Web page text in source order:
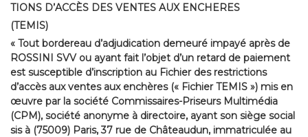
TIONS D’ACCÈS DES VENTES AUX ENCHERES
(TEMIS)
« Tout bordereau d’adjudication demeuré impayé après de
ROSSINI SVV ou ayant fait l’objet d’un retard de paiement
est susceptible d’inscription au Fichier des restrictions
d’accès aux ventes aux enchères (« Fichier TEMIS ») mis en
œuvre par la société Commissaires-Priseurs Multimédia
(CPM), société anonyme à directoire, ayant son siège social
sis à (75009) Paris, 37 rue de Châteaudun, immatriculée au